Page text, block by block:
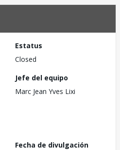
Estatus
Closed
Jefe del equipo
Marc Jean Yves Lixi
Fecha de divulgación